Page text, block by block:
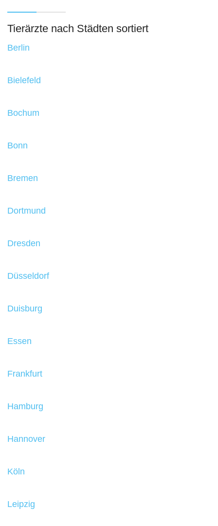
Tierärzte nach Städten sortiert
Berlin
Bielefeld
Bochum
Bonn
Bremen
Dortmund
Dresden
Düsseldorf
Duisburg
Essen
Frankfurt
Hamburg
Hannover
Köln
Leipzig